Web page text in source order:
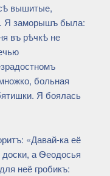
вышитые,
Я заморышъ была:
въ рѣчкѣ не
больная
Я боялась
«Давай-ка её
а Ѳеодосья
неё гробикъ: